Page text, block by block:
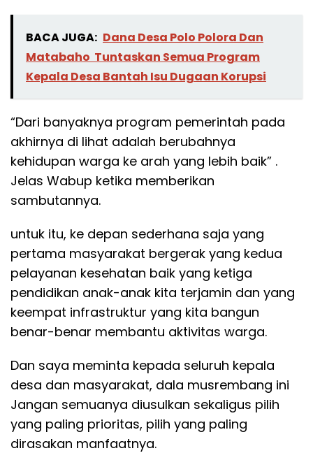
BACA JUGA: Dana Desa Polo Polora Dan
Matabaho Tuntaskan Semua Program
Kepala Desa Bantah Isu Dugaan Korupsi
“Dari banyaknya program pemerintah pada
akhirnya di lihat adalah berubahnya
kehidupan warga ke arah yang lebih baik” .
Jelas Wabup ketika memberikan
sambutannya.
untuk itu, ke depan sederhana saja yang
pertama masyarakat bergerak yang kedua
pelayanan kesehatan baik yang ketiga
pendidikan anak-anak kita terjamin dan yang
keempat infrastruktur yang kita bangun
benar-benar membantu aktivitas warga.
Dan saya meminta kepada seluruh kepala
desa dan masyarakat, dala musrembang ini
Jangan semuanya diusulkan sekaligus pilih
yang paling prioritas, pilih yang paling
dirasakan manfaatnya.